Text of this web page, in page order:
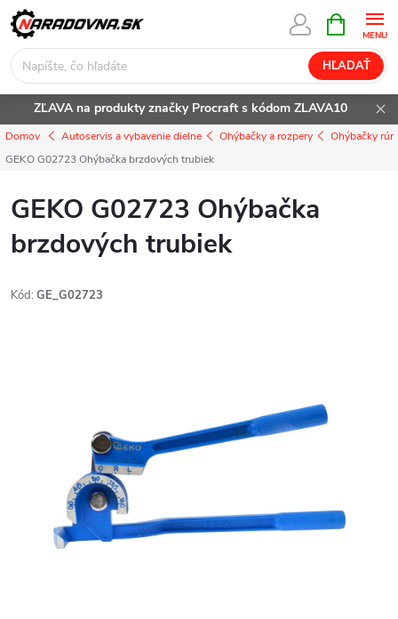
Prejsť
na
obsah
HĽADAŤ
KOŠÍK
ZĽAVA na produkty značky Procraft s kódom ZLAVA10
Domov Autoservis a vybavenie dielne Ohýbačky a rozpery
Ohýbačky rúr
GEKO G02723 Ohýbačka brzdových trubiek
GEKO G02723 Ohýbačka
brzdových trubiek
Kód: GE_G02723